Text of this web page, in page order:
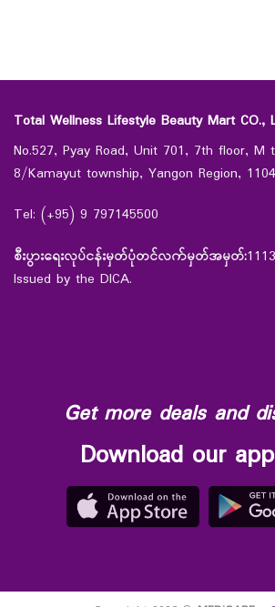
Total Wellness Lifestyle Beauty Mart CO.,
No.527, Pyay Road, Unit 701, 7th floor, M
8/Kamayut township, Yangon Region,
Tel: (+95) 9 797145500
စီးပွားရေးလုပ်ငန်းမှတ်ပုံတင်လက်မှတ်အမှတ်:
Issued by the DICA.
Get more deals and
Download our